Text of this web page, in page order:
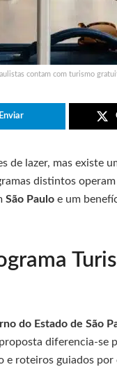
contam com turismo
Enviar
lazer, mas existe
distintos
São Paulo e um
do Estado de São
diferencia-se
roteiros guiados por